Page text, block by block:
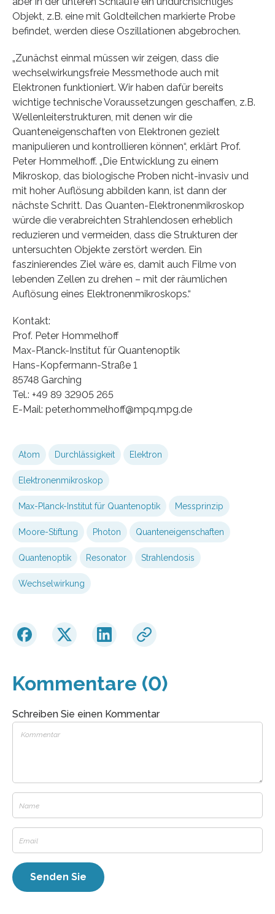
Objekt, z.B. eine mit Goldteilchen markierte Probe
befindet, werden diese Oszillationen abgebrochen.
„Zunächst einmal müssen wir zeigen, dass die
wechselwirkungsfreie Messmethode auch mit
Elektronen funktioniert. Wir haben dafür bereits
wichtige technische Voraussetzungen geschaffen, z.B.
Wellenleiterstrukturen, mit denen wir die
Quanteneigenschaften von Elektronen gezielt
manipulieren und kontrollieren können“, erklärt Prof.
Peter Hommelhoff. „Die Entwicklung zu einem
Mikroskop, das biologische Proben nicht-invasiv und
mit hoher Auflösung abbilden kann, ist dann der
nächste Schritt. Das Quanten-Elektronenmikroskop
würde die verabreichten Strahlendosen erheblich
reduzieren und vermeiden, dass die Strukturen der
untersuchten Objekte zerstört werden. Ein
faszinierendes Ziel wäre es, damit auch Filme von
lebenden Zellen zu drehen – mit der räumlichen
Auflösung eines Elektronenmikroskops.“
Kontakt:
Prof. Peter Hommelhoff
Max-Planck-Institut für Quantenoptik
Hans-Kopfermann-Straße 1
85748 Garching
Tel.: +49 89 32905 265
E-Mail: peter.hommelhoff@mpq.mpg.de
Atom Durchlässigkeit Elektron
Elektronenmikroskop
Max-Planck-Institut für Quantenoptik Messprinzip
Moore-Stiftung Photon Quanteneigenschaften
Quantenoptik Resonator Strahlendosis
Wechselwirkung
Kommentare (0)
Schreiben Sie einen Kommentar